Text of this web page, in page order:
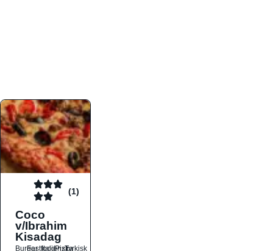
(1)
Coco
v/Ibrahim
Kisadag
BurgerFastfoodItaliensk
PizzaTyrkisk